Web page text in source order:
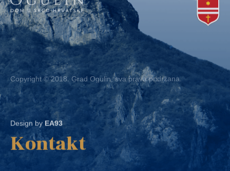
Copyright © 2018. Grad Ogulin, sva prava pridržana.
Design by EA93
Kontakt